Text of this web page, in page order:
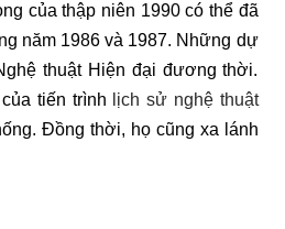
của thập niên 1990 có thể đã
năm 1986 và 1987. Những dự
thuật Hiện đại đương thời.
tiến trình
lịch sử nghệ thuật
Đồng thời, họ cũng xa lánh